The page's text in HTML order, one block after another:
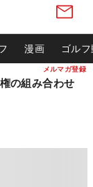
メルマガ登録
漫画 ゴル
の組み合わせ